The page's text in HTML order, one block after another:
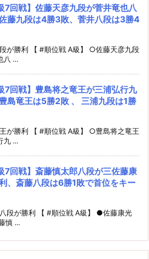
7回戦】佐藤天彦九段が菅井竜也八
藤九段は4勝3敗、菅井八段は3勝4
が勝利 【 #順位戦 A級】 ○佐藤天彦九段
八 ...
7回戦】豊島将之竜王が三浦弘行九
島竜王は5勝2敗 、 三浦九段は1勝
が勝利 【 #順位戦 A級】 ○豊島将之竜王
九 ...
7回戦】斎藤慎太郎八段が三佐藤康
、斎藤八段は6勝1敗で首位をキー
段が勝利 【 #順位戦 A級】 ●佐藤康光
慎 ...